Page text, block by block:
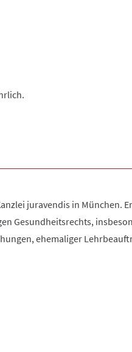
juravendis in München.
Gesundheitsrechts,
ehemaliger